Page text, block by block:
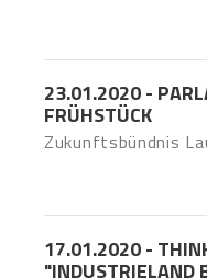
23.01.2020 -
FRÜHSTÜCK
Zukunftsbündnis
17.01.2020 -
"INDUSTRIELAND